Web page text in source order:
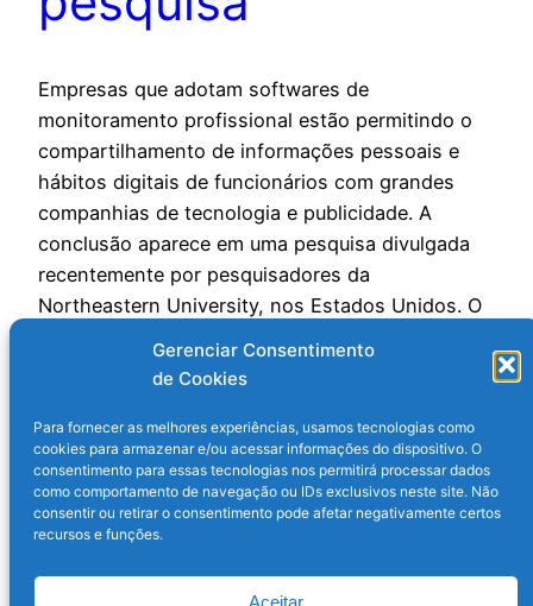
Gerenciar Consentimento
de Cookies
Para fornecer as melhores experiências, usamos tecnologias como
cookies para armazenar e/ou acessar informações do dispositivo. O
consentimento para essas tecnologias nos permitirá processar dados
como comportamento de navegação ou IDs exclusivos neste site. Não
consentir ou retirar o consentimento pode afetar negativamente certos
recursos e funções.
Aceitar
Empresas que adotam softwares de
monitoramento profissional estão permitindo o
compartilhamento de informações pessoais e
hábitos digitais de funcionários com grandes
companhias de tecnologia e publicidade. A
conclusão aparece em uma pesquisa divulgada
recentemente por pesquisadores da
Northeastern University, nos Estados Unidos. O
acompanhar produtividade, registrar jornadas e
28 de maio de 2026